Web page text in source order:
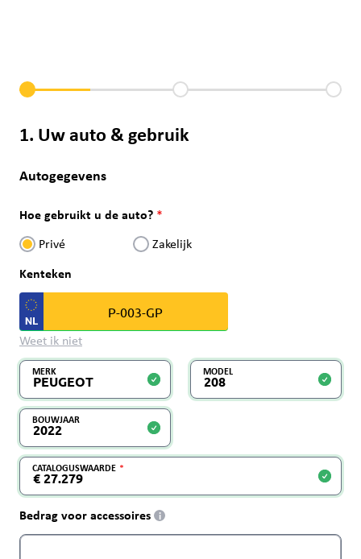
1. Uw auto & gebruik
Autogegevens
Hoe gebruikt u de auto?
Privé Zakelijk
Kenteken
Weet ik niet
MERK MODEL
BOUWJAAR
CATALOGUSWAARDE
Bedrag voor accessoires i